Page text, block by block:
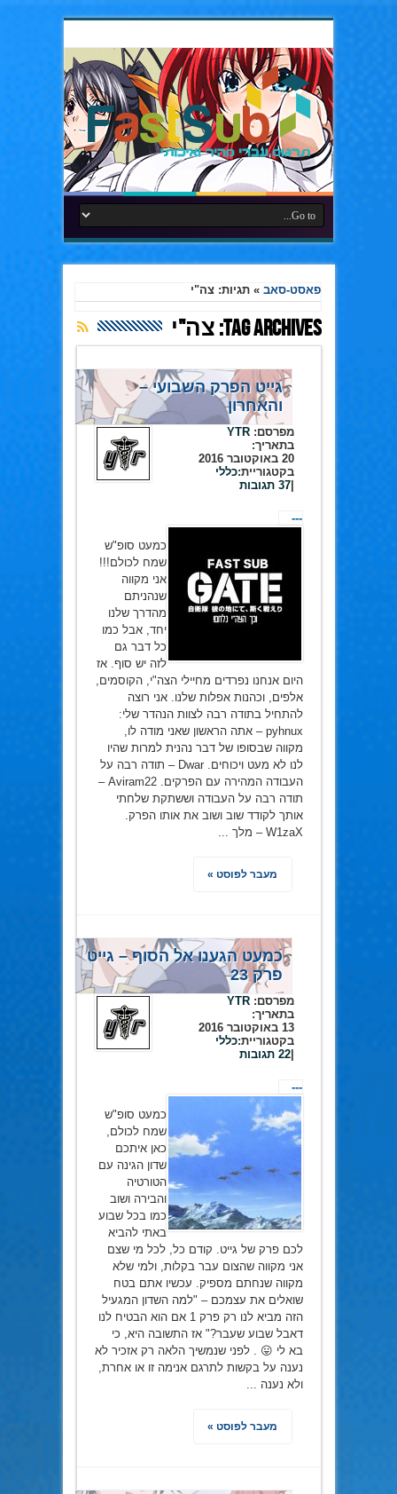
פאסט-סאב »תגיות: צה"י
Tag Archives: צה"י
גייט הפרק השבועי –
והאחרון
מפרסם:YTR
בתאריך:
20 באוקטובר 2016
בקטגוריית:כללי
|37 תגובות
---
כמעט סופ"ש
שמח לכולם!!!
אני מקווה
שנהניתם
מהדרך שלנו
יחד, אבל כמו
כל דבר גם
לזה יש סוף. אז
היום אנחנו נפרדים מחיילי הצה"י, הקוסמים,
אלפים, וכהנות אפלות שלנו. אני רוצה
להתחיל בתודה רבה לצוות הנהדר שלי:
pyhnux – אתה הראשון שאני מודה לו,
מקווה שבסופו של דבר נהנית למרות שהיו
לנו לא מעט ויכוחים. Dwar – תודה רבה על
העבודה המהירה עם הפרקים. Aviram22 –
תודה רבה על העבודה וששתקת שלחתי
אותך לקודד שוב ושוב את אותו הפרק.
W1zaX – מלך ...
מעבר לפוסט »
כמעט הגענו אל הסוף – גייט
פרק 23
מפרסם:YTR
בתאריך:
13 באוקטובר 2016
בקטגוריית:כללי
|22 תגובות
---
כמעט סופ"ש
שמח לכולם,
כאן איתכם
שדון הגינה עם
הטורטיה
והבירה ושוב
כמו בכל שבוע
באתי להביא
לכם פרק של גייט. קודם כל, לכל מי שצם
אני מקווה שהצום עבר בקלות, ולמי שלא
מקווה שנחתם מספיק. עכשיו אתם בטח
שואלים את עצמכם – "למה השדון המגעיל
הזה מביא לנו רק פרק 1 אם הוא הבטיח לנו
דאבל שבוע שעבר?" אז התשובה היא, כי
בא לי 😛 . לפני שנמשיך הלאה רק אזכיר לא
נענה על בקשות לתרגם אנימה זו או אחרת,
ולא נענה ...
מעבר לפוסט »